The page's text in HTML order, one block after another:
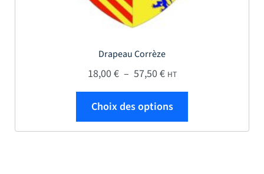
Drapeau Corrèze
18,00€ – 57,50€Plage de prix : 18,00 €
HT
Choix des options